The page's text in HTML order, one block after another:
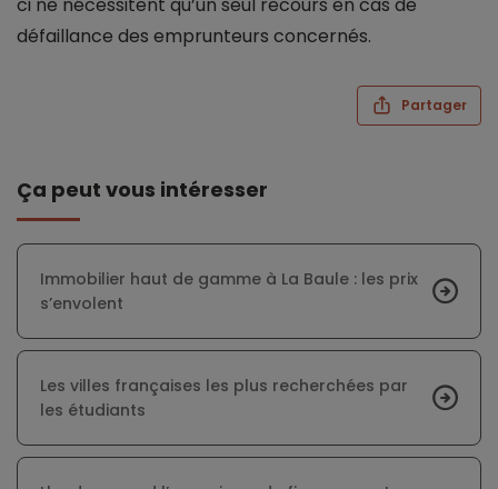
défaillance des emprunteurs concernés.
Partager
Ça peut vous intéresser
Immobilier haut de gamme à La Baule : les prix
s’envolent
Les villes françaises les plus recherchées par
les étudiants